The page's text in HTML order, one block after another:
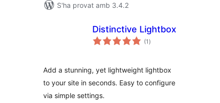
S'ha provat amb 3.4.2
Distinctive Lightbox
(1 puntuacions
totals
)
Add a stunning, yet lightweight lightbox
to your site in seconds. Easy to configure
via simple settings.